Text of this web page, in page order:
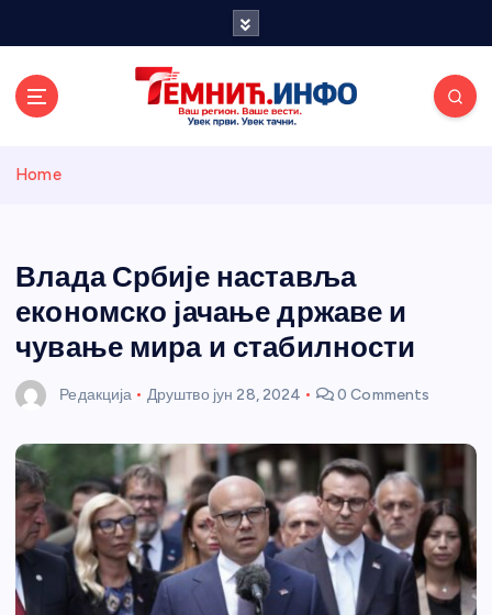
и портал
Home
Влада Србије наставља
економско јачање државе и
чување мира и стабилности
Редакција Друштво јун 28, 2024 0 Comments